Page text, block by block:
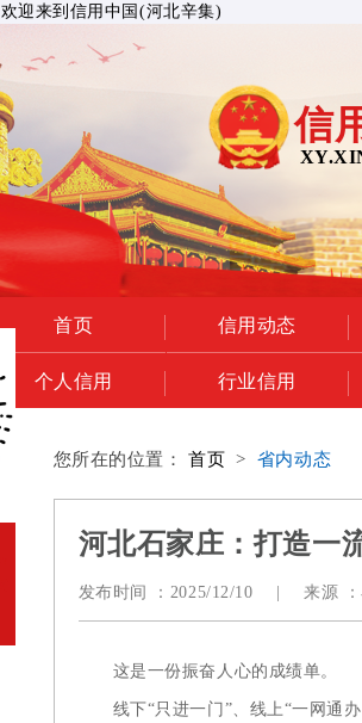
欢迎来到信用中国(河北辛集)
信
首页 信用动态
个人信用 行业信用
您所在的位置： 首页 > 省内动态
河北石家庄：打造一
发布时间 ： 2025/12/10 来源 ：
这是一份振奋人心的成绩单。
线下“只进一门”、线上“一网通办